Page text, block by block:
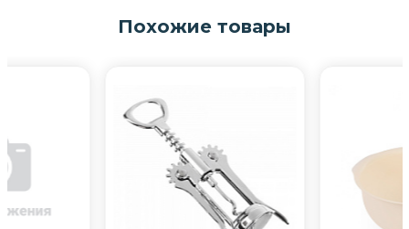
Похожие товары